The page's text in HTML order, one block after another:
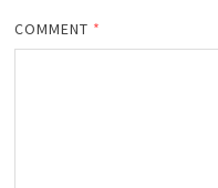
COMMENT *